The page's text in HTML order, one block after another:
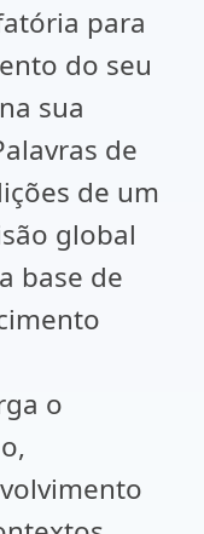
para
do seu
sua
de
de um
global
base de
o